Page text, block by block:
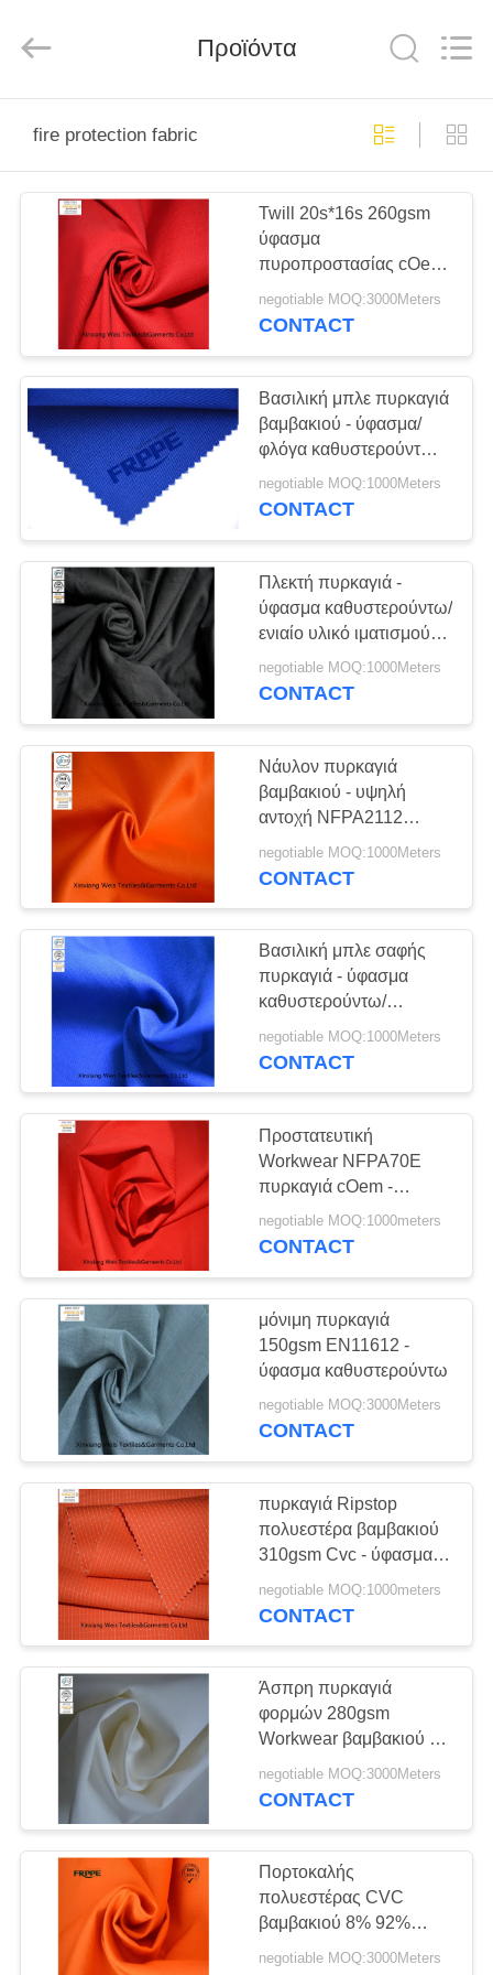
ΠΡΟΪΌΝΤΑ
ΠΕΡΊΠΟΥ
ΕΜΕΊΣ
ΓΎΡΟΣ
ΕΡΓΟΣΤΑΣΊΩΝ
ΠΟΙΟΤΙΚΌΣ
ΈΛΕΓΧΟΣ
ΜΑΣ
ΕΛΆΤΕ
ΕΠΑΦΉ
ΜΕ
ΖΗΤΉΣΤΕ
ΈΝΑ
ΑΠΌΣΠΑΣΜΑ
SITEMAP
PRIVACY
POLICY
Co.Ltd.
Προϊόντα
fire protection fabric
Twill 20s*16s 260gsm
ύφασμα
πυροπροστασίας cOem
για Workwear
negotiable MOQ:3000Meters
CONTACT
Βασιλική μπλε πυρκαγιά
βαμβακιού - ύφασμα/
φλόγα καθυστερούντω -
ύφασμα βαμβακιού
καθυστερούντω
negotiable MOQ:1000Meters
CONTACT
Πλεκτή πυρκαγιά -
ύφασμα καθυστερούντω/
ενιαίο υλικό ιματισμού
του Τζέρσεϋ αλεξίπυρο
για το εσώρουχο
negotiable MOQ:1000Meters
CONTACT
Νάυλον πυρκαγιά
βαμβακιού - υψηλή
αντοχή NFPA2112
υφάσματος
καθυστερούντω για τη
negotiable MOQ:1000Meters
CONTACT
Βασιλική μπλε σαφής
πυρκαγιά - ύφασμα
καθυστερούντω/
πυρίμαχα
κλωστοϋφαντουργικά
negotiable MOQ:1000Meters
CONTACT
Προστατευτική
Workwear NFPA70E
πυρκαγιά cOem -
ύφασμα 180gsm
καθυστερούντω
negotiable MOQ:1000meters
CONTACT
μόνιμη πυρκαγιά
150gsm EN11612 -
ύφασμα καθυστερούντω
negotiable MOQ:3000Meters
CONTACT
πυρκαγιά Ripstop
πολυεστέρα βαμβακιού
310gsm Cvc - ύφασμα
καθυστερούντω
negotiable MOQ:1000meters
CONTACT
Άσπρη πυρκαγιά
φορμών 280gsm
Workwear βαμβακιού -
ύφασμα καθυστερούντω
negotiable MOQ:3000Meters
CONTACT
Πορτοκαλής
πολυεστέρας CVC
βαμβακιού 8% 92%
δασικό πυρίμαχο
negotiable MOQ:3000Meters